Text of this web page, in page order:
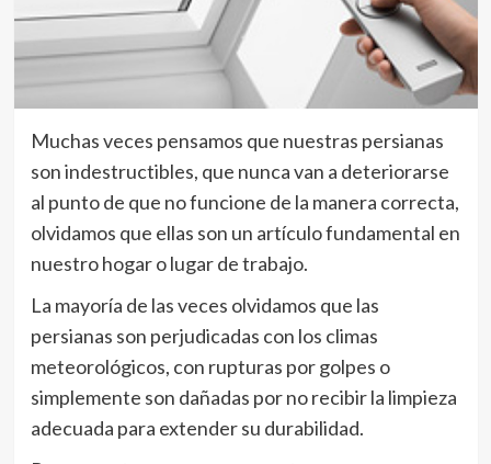
Muchas veces pensamos que nuestras persianas
son indestructibles, que nunca van a deteriorarse
al punto de que no funcione de la manera correcta,
olvidamos que ellas son un artículo fundamental en
nuestro hogar o lugar de trabajo.
La mayoría de las veces olvidamos que las
persianas son perjudicadas con los climas
meteorológicos, con rupturas por golpes o
simplemente son dañadas por no recibir la limpieza
adecuada para extender su durabilidad.